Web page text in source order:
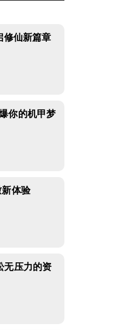
修仙新篇章
你的机甲梦
新体验
无压力的资